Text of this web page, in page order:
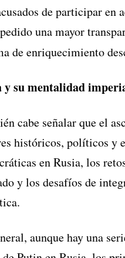
de participar en
una mayor
de enriquecimiento
y su mentalidad
cabe señalar que el
históricos, políticos y
en Rusia, los
y los desafíos de
aunque hay una